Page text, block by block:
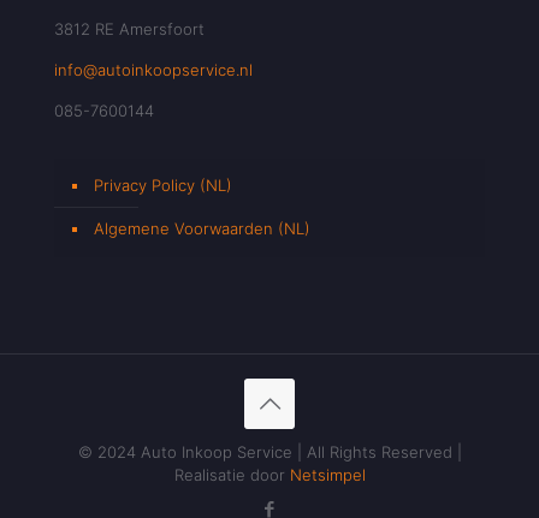
3812 RE Amersfoort
info@autoinkoopservice.nl
085-7600144
Privacy Policy (NL)
Algemene Voorwaarden (NL)
© 2024 Auto Inkoop Service | All Rights Reserved |
Realisatie door Netsimpel